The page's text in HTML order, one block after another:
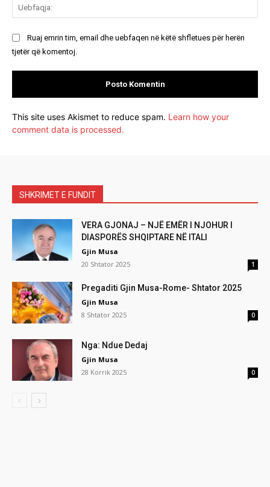
Ruaj emrin tim, email dhe uebfaqen në këtë shfletues për herën
tjetër që komentoj.
This site uses Akismet to reduce spam. Learn how your
comment data is processed.
SHKRIMET E FUNDIT
VERA GJONAJ – NJË EMËR I NJOHUR I
DIASPORËS SHQIPTARE NË ITALI
Gjin Musa
20 Shtator 2025
1
Pregaditi Gjin Musa-Rome- Shtator 2025
Gjin Musa
8 Shtator 2025
0
Nga: Ndue Dedaj
Gjin Musa
28 Korrik 2025
0